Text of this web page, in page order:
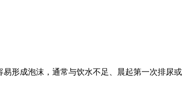
形成泡沫，通常与饮水不足、晨起第一次排尿或